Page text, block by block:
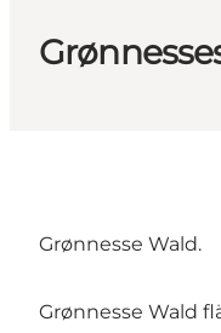
Grønnesse Wald.
Grønnesse Wald